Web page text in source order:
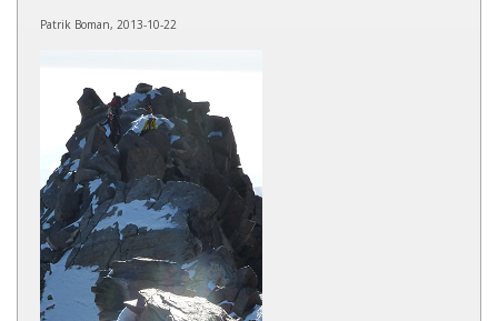
Patrik Boman, 2013-10-22